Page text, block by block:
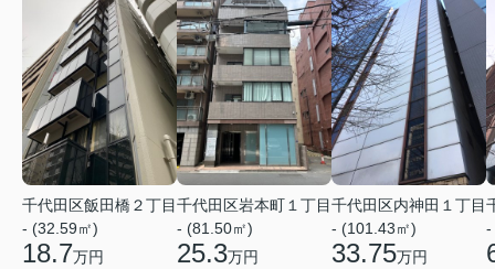
千代田区飯田橋２丁目
- (32.59㎡)
18.7万円
千代田区岩本町１丁目
- (81.50㎡)
25.3万円
千代田区内神田１丁目
- (101.43㎡)
33.75万円
-